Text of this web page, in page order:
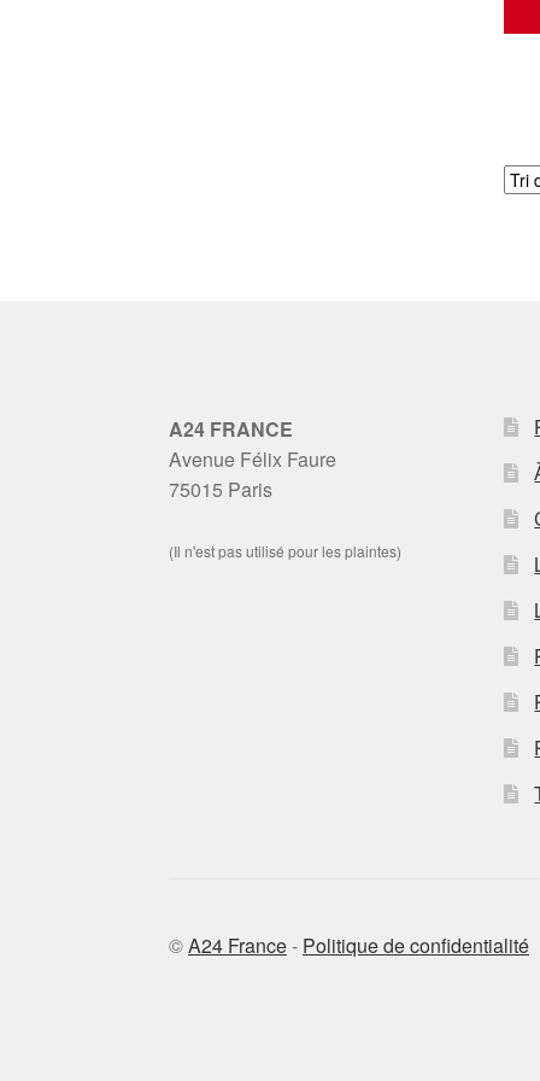
A24 FRANCE
Avenue Félix Faure
75015 Paris
(Il n'est pas utilisé pour les plaintes)
©A24 France- Politique de confidentialité